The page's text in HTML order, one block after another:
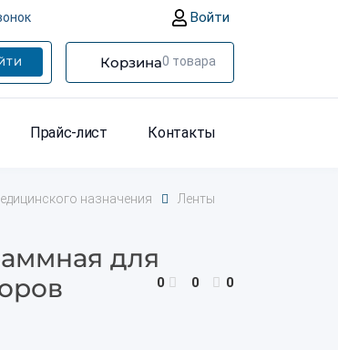
Войти
Корзина0 товара
Прайс-лист Контакты
назначения
Ленты
для
0 0 0